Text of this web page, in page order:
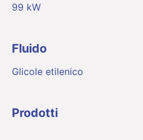
99 kW
Fluido
Glicole etilenico
Prodotti